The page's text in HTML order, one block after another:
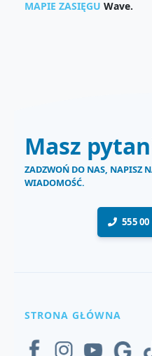
MAPIE ZASIĘGU Wave.
Masz
ZADZWOŃ DO NAS, NAPISZ
WIADOMOŚĆ.
555 00
STRONA GŁÓWNA